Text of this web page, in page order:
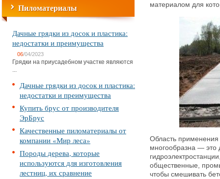
Пиломатериалы
Дачные грядки из досок и пластика:
недостатки и преимущества
06/04/2023
Грядки на приусадебном участке являются
...
Дачные грядки из досок и пластика:
недостатки и преимущества
Купить брус от производителя
ЭрБрус
Качественные пиломатериалы от
компании «Мир леса»
Породы дерева, которые
используются для изготовления
лестниц, их сравнение
материалом для
Область применения
многообразна — это
общественные,
чтобы смешивать